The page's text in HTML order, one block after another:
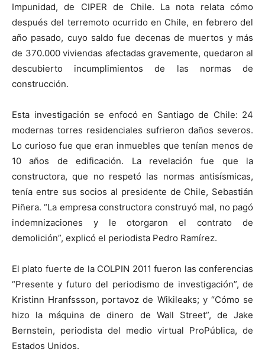
Impunidad, de CIPER de Chile. La nota relata cómo
después del terremoto ocurrido en Chile, en febrero del
año pasado, cuyo saldo fue decenas de muertos y más
de 370.000 viviendas afectadas gravemente, quedaron al
descubierto incumplimientos de las normas de
construcción.
Esta investigación se enfocó en Santiago de Chile: 24
modernas torres residenciales sufrieron daños severos.
Lo curioso fue que eran inmuebles que tenían menos de
10 años de edificación. La revelación fue que la
constructora, que no respetó las normas antisísmicas,
tenía entre sus socios al presidente de Chile, Sebastián
Piñera. “La empresa constructora construyó mal, no pagó
indemnizaciones y le otorgaron el contrato de
demolición”, explicó el periodista Pedro Ramírez.
El plato fuerte de la COLPIN 2011 fueron las conferencias
“Presente y futuro del periodismo de investigación”, de
Kristinn Hranfssson, portavoz de Wikileaks; y “Cómo se
hizo la máquina de dinero de Wall Street”, de Jake
Bernstein, periodista del medio virtual ProPública, de
Estados Unidos.